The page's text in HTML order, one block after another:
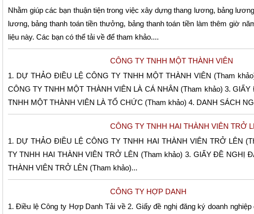
Nhằm giúp các bạn thuận tiện trong việc xây dựng thang lương, bảng
lương, bảng thanh toán tiền thưởng, bảng thanh toán tiền làm thêm giờ
liệu này. Các bạn có thể tải về để tham khảo....
CÔNG TY TNHH MỘT THÀNH VIÊN
1. DỰ THẢO ĐIỀU LỆ CÔNG TY TNHH MỘT THÀNH VIÊN (Tham
CÔNG TY TNHH MỘT THÀNH VIÊN LÀ CÁ NHÂN (Tham khảo) 3.
TNHH MỘT THÀNH VIÊN LÀ TỔ CHỨC (Tham khảo) 4. DANH SÁCH
CÔNG TY TNHH HAI THÀNH VIÊN TRỞ
1. DỰ THẢO ĐIỀU LỆ CÔNG TY TNHH HAI THÀNH VIÊN TRỞ LÊN
TY TNHH HAI THÀNH VIÊN TRỞ LÊN (Tham khảo) 3. GIẤY ĐỀ NGHỊ
THÀNH VIÊN TRỞ LÊN (Tham khảo)...
CÔNG TY HỢP DANH
1. Điều lệ Công ty Hợp Danh Tải về 2. Giấy đề nghị đăng ký doanh